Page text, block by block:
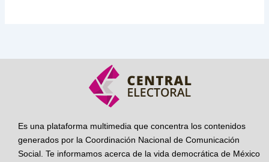
Es una plataforma multimedia que concentra los contenidos
generados por la Coordinación Nacional de Comunicación
Social. Te informamos acerca de la vida democrática de México